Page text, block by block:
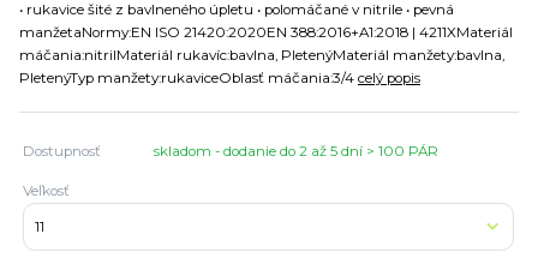
• rukavice šité z bavlneného úpletu • polomáčané v nitrile • pevná
manžetaNormy:EN ISO 21420:2020EN 388:2016+A1:2018 | 4211XMateriál
máčania:nitrilMateriál rukavíc:bavlna, PletenýMateriál manžety:bavlna,
PletenýTyp manžety:rukaviceOblasť máčania:3/4 celý popis
Dostupnosť skladom - dodanie do 2 až 5 dní > 100 PÁR
Veľkosť